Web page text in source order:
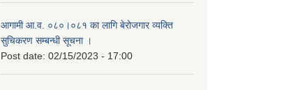
आगामी आ.व. ०८०।०८१ का लागि बेरोजगार व्यक्ति
सुचिकरण सम्बन्धी सूचना ।
Post date: 02/15/2023 - 17:00